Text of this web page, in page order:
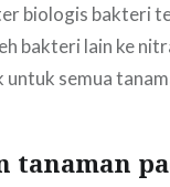
biologis bakteri
bakteri lain ke
semua
tanaman